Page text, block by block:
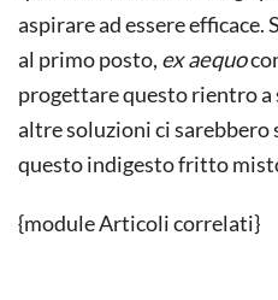
aspirare ad essere efficace.
al primo posto, ex aequo
progettare questo rientro a
altre soluzioni ci sarebbero
questo indigesto fritto
{module Articoli correlati}